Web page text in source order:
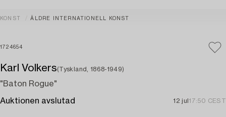
KONST ÄLDRE INTERNATIONELL KONST
1724654
Karl Volkers(Tyskland, 1868-1949)
"Baton Rogue"
Auktionen avslutad 12 jul 17:50 CEST